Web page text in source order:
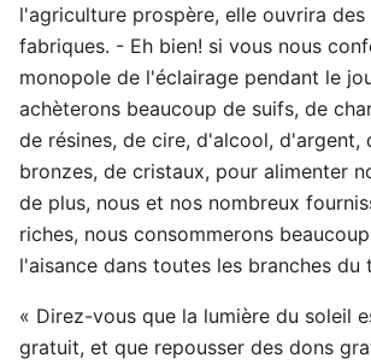
l'agriculture prospère, elle ouvrira des
fabriques. - Eh bien! si vous nous
monopole de l'éclairage pendant le
achèterons beaucoup de suifs, de
de résines, de cire, d'alcool, d'argent,
bronzes, de cristaux, pour alimenter
de plus, nous et nos nombreux
riches, nous consommerons
l'aisance dans toutes les branches du
« Direz-vous que la lumière du soleil
gratuit, et que repousser des dons